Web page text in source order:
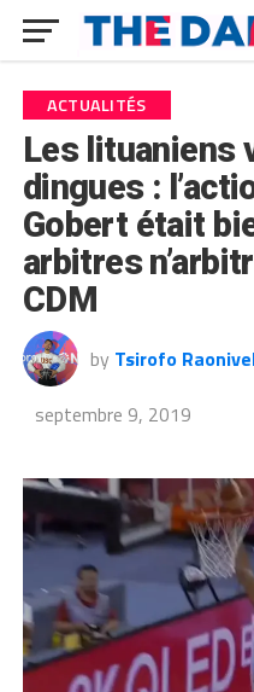
ACTUALITÉS
Les lituaniens
dingues :
Gobert était
arbitres
CDM
by Tsirofo
septembre 9, 2019